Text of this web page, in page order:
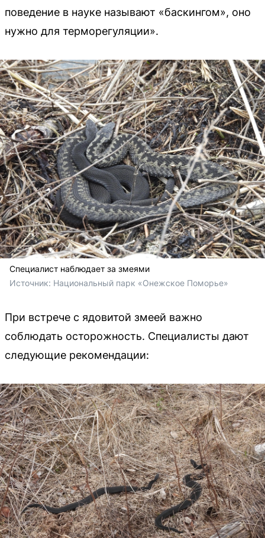
поведение в науке называют «баскингом», оно
нужно для терморегуляции».
Специалист наблюдает за змеями
Источник: Национальный парк «Онежское Поморье»
При встрече с ядовитой змеей важно
соблюдать осторожность. Специалисты дают
следующие рекомендации: